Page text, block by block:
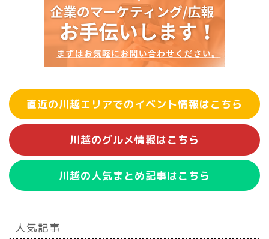
直近の川越エリアでのイベント情報はこちら
川越のグルメ情報はこちら
川越の人気まとめ記事はこちら
人気記事